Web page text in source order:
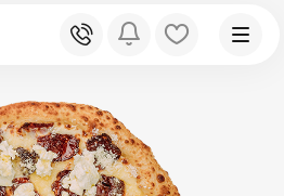
phone bell heart